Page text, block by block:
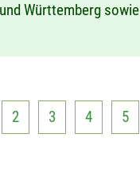
Württemberg
2 3 4 5